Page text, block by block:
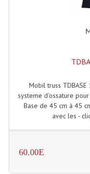
Mobil truss TDBASE
systeme d'ossature
Base de 45 cm à 45
avec les -
60.00E